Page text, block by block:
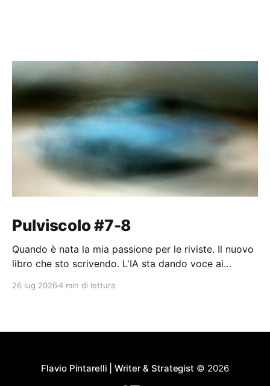
Pulviscolo #7-8
Quando è nata la mia passione per le riviste. Il nuovo
libro che sto scrivendo. L'IA sta dando voce ai
26 lug 20264 min di lettura
Flavio Pintarelli | Writer & Strategist © 2026